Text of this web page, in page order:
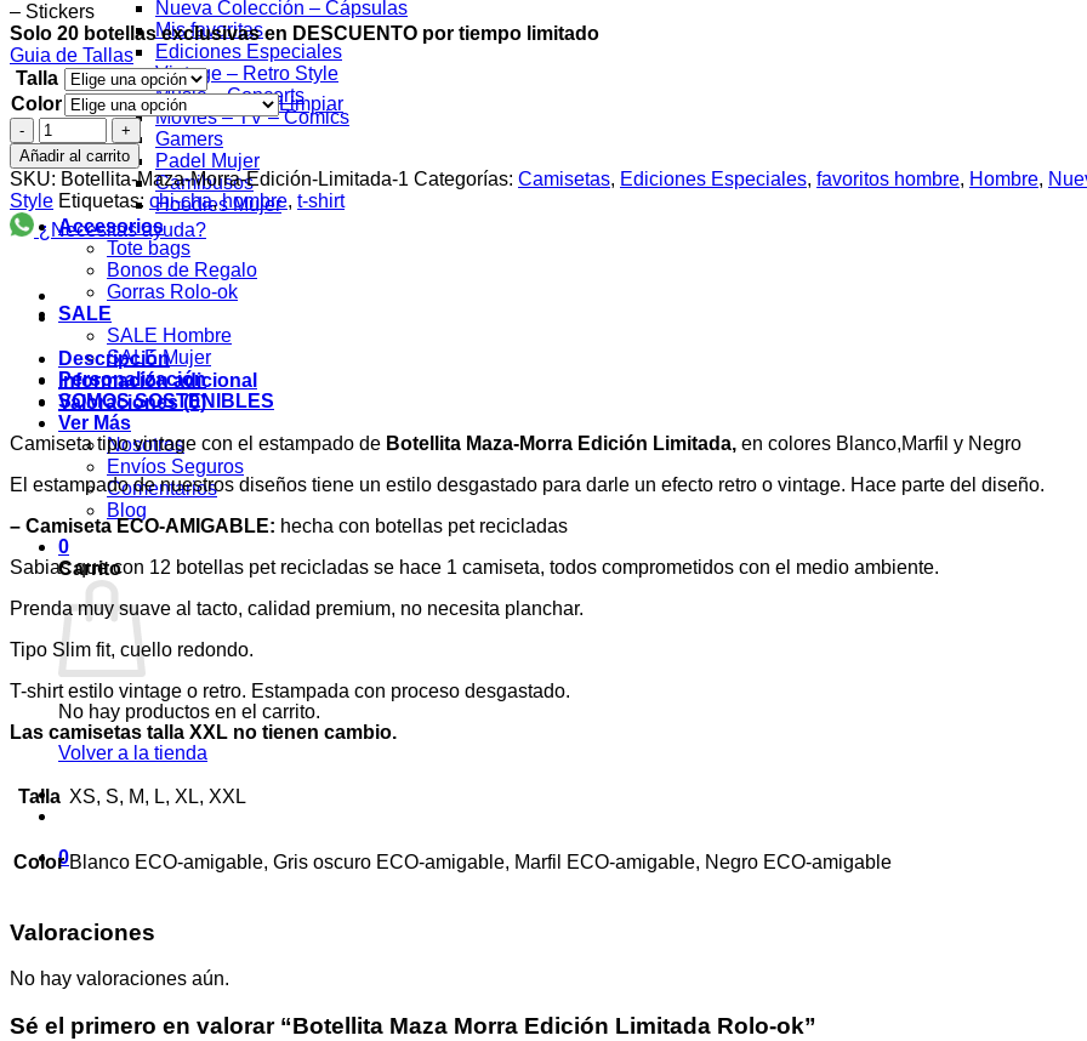
Nueva Colección – Cápsulas
Mis favoritas
Ediciones Especiales
Vintage – Retro Style
Music – Concerts
Movies – TV – Comics
Gamers
Padel Mujer
Camibusos
Hoodies Mujer
Accesorios
Tote bags
Bonos de Regalo
Gorras Rolo-ok
SALE
SALE Hombre
SALE Mujer
Personalización
SOMOS SOSTENIBLES
Ver Más
Nosotros
Envíos Seguros
Comentarios
Blog
0
Carrito
No hay productos en el carrito.
Volver a la tienda
0
– Stickers
Solo 20 botellas exclusivas en DESCUENTO por tiempo limitado
Guia de Tallas
Talla
Color
Limpiar
Botellita
Maza
Morra
Edición
Limitada
Rolo-
cantidad
Añadir al carrito
SKU: Botellita-Maza-Morra-Edición-Limitada-1 Categorías: Camisetas, Ediciones Especiales, favoritos hombre, Hombre,
Style Etiquetas: chi-cha,hombre, t-shirt
¿Necesitas ayuda?
Descripción
Información adicional
Valoraciones (0)
Camiseta tipo vintage con el estampado de Botellita Maza-Morra Edición Limitada, en colores Blanco,Marfil y Negro
El estampado de nuestros diseños tiene un estilo desgastado para darle un efecto retro o vintage. Hace parte del diseño.
– Camiseta ECO-AMIGABLE: hecha con botellas pet recicladas
Sabias que con 12 botellas pet recicladas se hace 1 camiseta, todos comprometidos con el medio ambiente.
Prenda muy suave al tacto, calidad premium, no necesita planchar.
Tipo Slim fit, cuello redondo.
T-shirt estilo vintage o retro. Estampada con proceso desgastado.
Las camisetas talla XXL no tienen cambio.
Talla XS, S, M, L, XL, XXL
Color Blanco ECO-amigable, Gris oscuro ECO-amigable, Marfil ECO-amigable, Negro ECO-amigable
Valoraciones
No hay valoraciones aún.
Sé el primero en valorar “Botellita Maza Morra Edición Limitada Rolo-ok”